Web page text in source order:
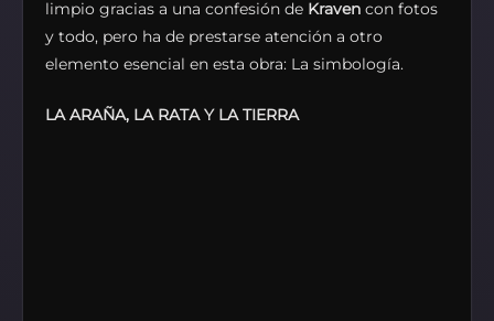
limpio gracias a una confesión de Kraven con fotos
y todo, pero ha de prestarse atención a otro
elemento esencial en esta obra: La simbología.
LA ARAÑA, LA RATA Y LA TIERRA